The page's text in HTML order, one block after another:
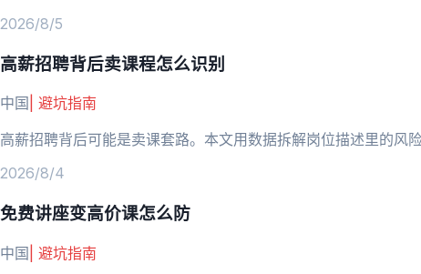
2026/8/5
高薪招聘背后卖课程怎么识别
中国 避坑指南
高薪招聘背后可能是卖课套路。本文用数据拆解岗位描述里的风
2026/8/4
免费讲座变高价课怎么防
中国 避坑指南